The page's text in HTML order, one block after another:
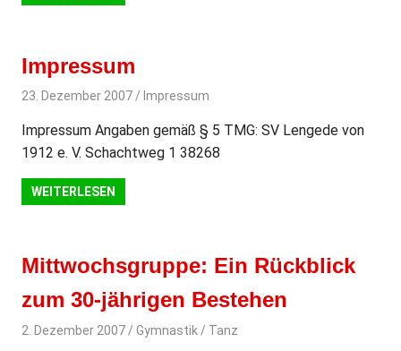
Impressum
23. Dezember 2007 svladmin
Impressum
Impressum Angaben gemäß § 5 TMG: SV Lengede von
1912 e. V. Schachtweg 1 38268
WEITERLESEN
Mittwochsgruppe: Ein Rückblick
zum 30-jährigen Bestehen
2. Dezember 2007 svladmin
Gymnastik / Tanz